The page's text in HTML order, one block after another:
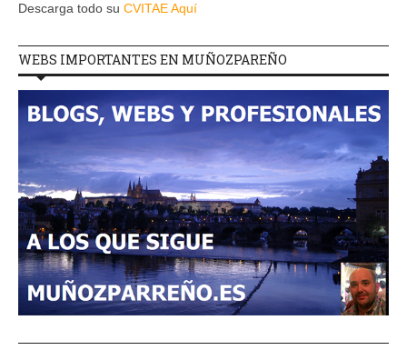
Descarga todo su CVITAE Aquí
WEBS IMPORTANTES EN MUÑOZPAREÑO